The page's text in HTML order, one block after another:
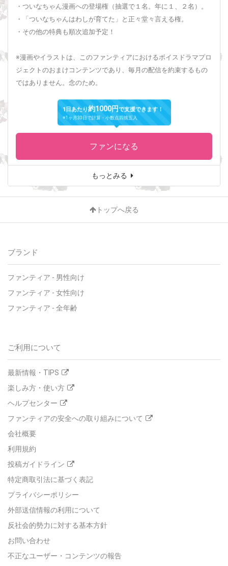
・ついなちゃん漫画への登場権（抽選で１名。年に１、２名）。
・「ついなちゃんはわしが育てた」と正々堂々言える権。
・その他の特典も順次追加予定！
※漫画やイラストは、このファンティアにおけるボイスドラマプロ
ジェクトのおまけコンテンツであり、毎月の配信を約束するもの
ではありません。念のため。
1日あたり約1000円 で支援できます！
※1ヶ月30日で計算・小数点四捨五入
ファンになる
もっとみる
トップへ戻る
ブランド
ファンティア - 男性向け
ファンティア - 女性向け
ファンティア - 全年齢
ご利用について
最新情報・TIPS
楽しみ方・使い方
ヘルプセンター
ファンティアの安全への取り組みについて
会社概要
利用規約
投稿ガイドライン
特定商取引法に基づく表記
プライバシーポリシー
外部送信情報の利用について
反社会的勢力に対する基本方針
お問い合わせ
不正なユーザー・コンテンツの報告